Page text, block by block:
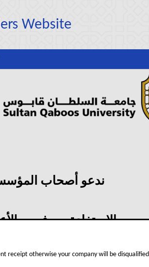
Website
ندعو أصحاب
الاستفادة من فرص
receipt otherwise your company will be disqualified